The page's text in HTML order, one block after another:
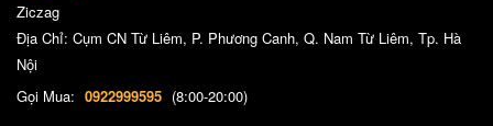
Ziczag
Địa Chỉ: Cụm CN Từ Liêm, P. Phương Canh, Q. Nam Từ Liêm, Tp. Hà
Nội
Gọi Mua: 0922999595 (8:00-20:00)